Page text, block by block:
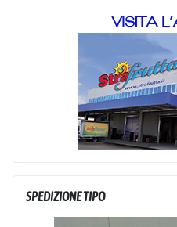
SPEDIZIONE TIPO